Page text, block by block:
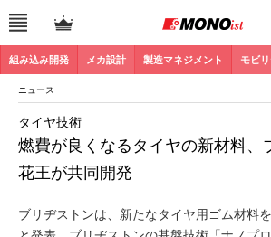
組み込み開発 メカ設計 製造マネジメント モビ
ニュース
燃費が良くなるタイヤの新材料、
花王が共同開発
タイヤ技術
ブリヂストンは、新たなタイヤ用ゴム材料